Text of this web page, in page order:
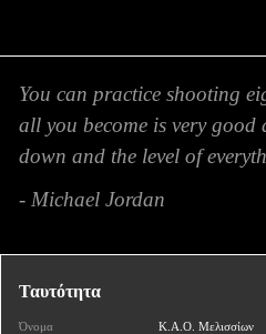
You can practice shooting
all you become is very
down and the level of
- Michael Jordan
Ταυτότητα
Όνομα Κ.Α.Ο. Μελισσίων